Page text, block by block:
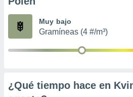
Muy bajo
Gramíneas (4 #/m³)
¿Qué tiempo hace en